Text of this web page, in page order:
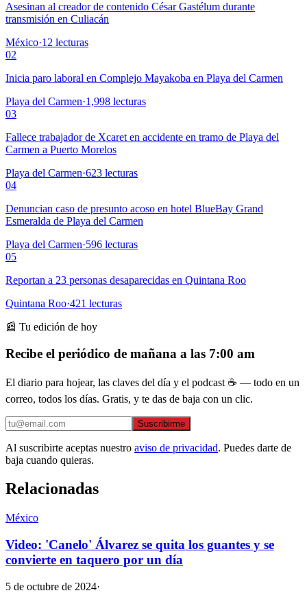
Asesinan al creador de contenido César Gastélum durante
transmisión en Culiacán
México·12 lecturas
02
Inicia paro laboral en Complejo Mayakoba en Playa del Carmen
Playa del Carmen·1,998 lecturas
03
Fallece trabajador de Xcaret en accidente en tramo de Playa del
Carmen a Puerto Morelos
Playa del Carmen·623 lecturas
04
Denuncian caso de presunto acoso en hotel BlueBay Grand
Esmeralda de Playa del Carmen
Playa del Carmen·596 lecturas
05
Reportan a 23 personas desaparecidas en Quintana Roo
Quintana Roo·421 lecturas
📰 Tu edición de hoy
Recibe el periódico de mañana a las 7:00 am
El diario para hojear, las claves del día y el podcast ☕ — todo en un
correo, todos los días. Gratis, y te das de baja con un clic.
Suscribirme
Al suscribirte aceptas nuestro aviso de privacidad. Puedes darte de
baja cuando quieras.
Relacionadas
México
Video: 'Canelo' Álvarez se quita los guantes y se
convierte en taquero por un día
5 de octubre de 2024·